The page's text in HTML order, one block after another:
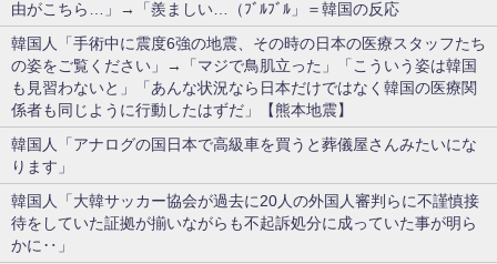
由がこちら…」→「羨ましい…（ﾌﾞﾙﾌﾞﾙ」＝韓国の反応
韓国人「手術中に震度6強の地震、その時の日本の医療スタッフたち
の姿をご覧ください」→「マジで鳥肌立った」「こういう姿は韓国
も見習わないと」「あんな状況なら日本だけではなく韓国の医療関
係者も同じように行動したはずだ」【熊本地震】
韓国人「アナログの国日本で高級車を買うと葬儀屋さんみたいにな
ります」
韓国人「大韓サッカー協会が過去に20人の外国人審判らに不謹慎接
待をしていた証拠が揃いながらも不起訴処分に成っていた事が明ら
かに‥」